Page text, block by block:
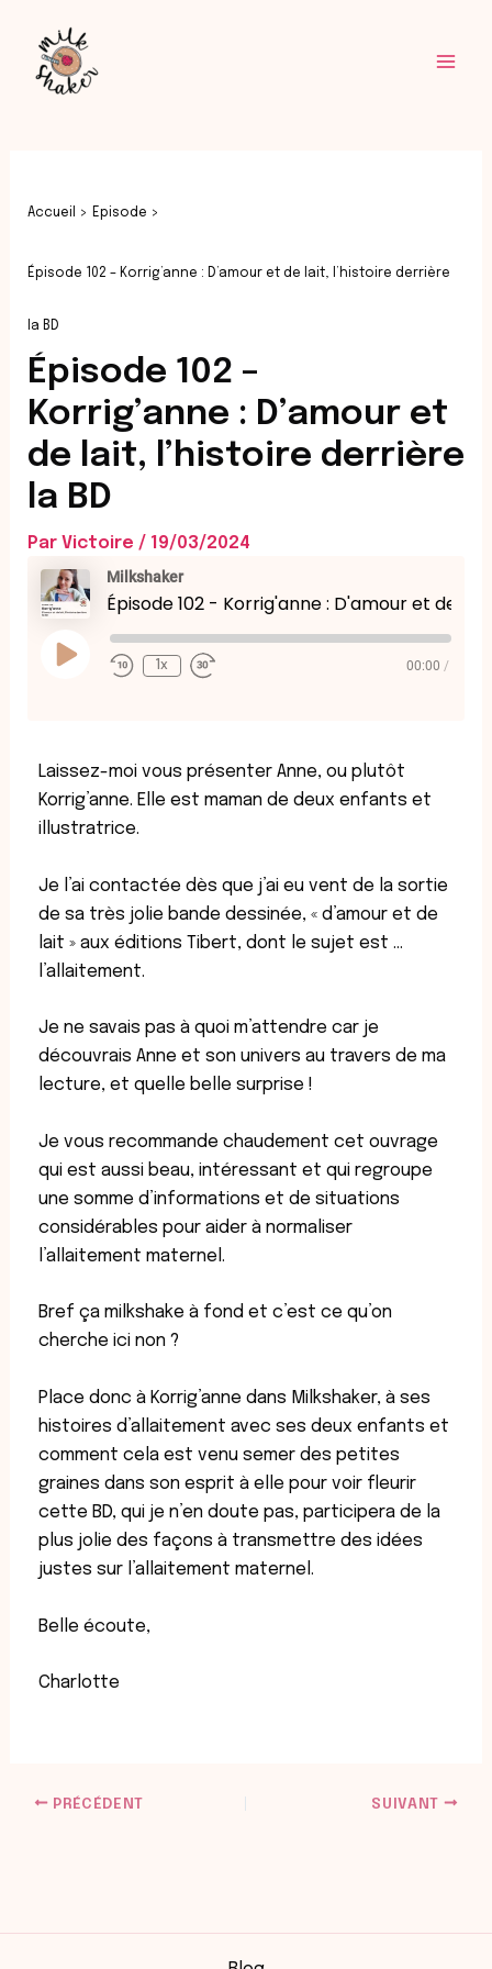
contenu
Accueil Episode
Épisode 102 – Korrig’anne : D’amour et de lait, l’histoire derrière
la BD
Épisode 102 –
Korrig’anne : D’amour et
de lait, l’histoire derrière
la BD
Par Victoire / 19/03/2024
Milkshaker
Episode
10
Seconds
1x
30
seconds
00:00 /
Laissez-moi vous présenter Anne, ou plutôt
Korrig’anne. Elle est maman de deux enfants et
illustratrice.
Je l’ai contactée dès que j’ai eu vent de la sortie
de sa très jolie bande dessinée, « d’amour et de
lait » aux éditions Tibert, dont le sujet est …
l’allaitement.
Je ne savais pas à quoi m’attendre car je
découvrais Anne et son univers au travers de ma
lecture, et quelle belle surprise !
Je vous recommande chaudement cet ouvrage
qui est aussi beau, intéressant et qui regroupe
une somme d’informations et de situations
considérables pour aider à normaliser
l’allaitement maternel.
Bref ça milkshake à fond et c’est ce qu’on
cherche ici non ?
Place donc à Korrig’anne dans Milkshaker, à ses
histoires d’allaitement avec ses deux enfants et
comment cela est venu semer des petites
graines dans son esprit à elle pour voir fleurir
cette BD, qui je n’en doute pas, participera de la
plus jolie des façons à transmettre des idées
justes sur l’allaitement maternel.
Belle écoute,
Charlotte
des
articles
PRÉCÉDENT SUIVANT